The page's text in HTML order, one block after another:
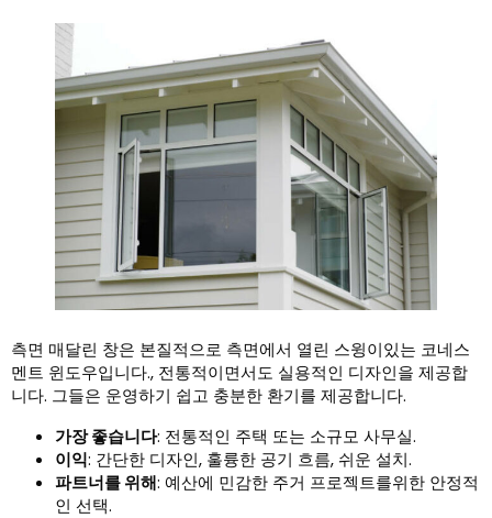
측면 매달린 창은 본질적으로 측면에서 열린 스윙이있는 코네스
멘트 윈도우입니다., 전통적이면서도 실용적인 디자인을 제공합
니다. 그들은 운영하기 쉽고 충분한 환기를 제공합니다.
가장 좋습니다: 전통적인 주택 또는 소규모 사무실.
이익: 간단한 디자인, 훌륭한 공기 흐름, 쉬운 설치.
파트너를 위해: 예산에 민감한 주거 프로젝트를위한 안정적
인 선택.